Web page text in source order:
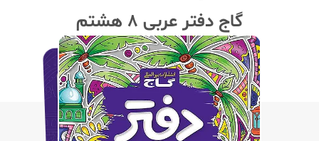
گاج دفتر عربی 8 هشتم